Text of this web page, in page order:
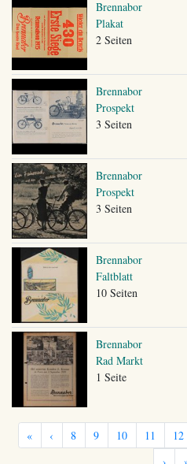
Brennabor
Plakat
2 Seiten
Brennabor
Prospekt
3 Seiten
Brennabor
Prospekt
3 Seiten
Brennabor
Faltblatt
10 Seiten
Brennabor
Rad Markt
1 Seite
« ‹ 8 9 10 11 12
›